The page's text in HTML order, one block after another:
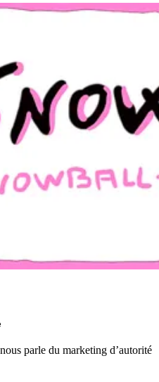
parle du marketing d’autorité